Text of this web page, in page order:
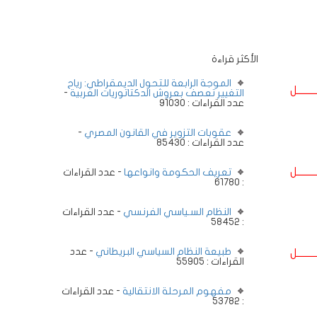
الأكثر قراءة
الموجة الرابعة للتحول الديمقراطي: رياح
التغيير تعصف بعروش الدكتاتوريات العربية -
عدد القراءات : 91030
عقوبات التزوير في القانون المصري -
عدد القراءات : 85430
تعريف الحكومة وانواعها - عدد القراءات
: 61780
النظام السـياسي الفرنسي - عدد القراءات
: 58452
طبيعة النظام السياسي البريطاني - عدد
القراءات : 55905
مفهوم المرحلة الانتقالية - عدد القراءات
: 53782